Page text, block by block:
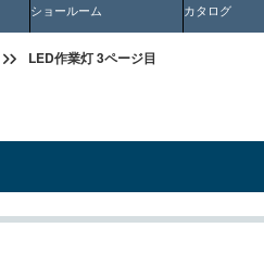
ショールーム カタログ
LED作業灯 3ページ目